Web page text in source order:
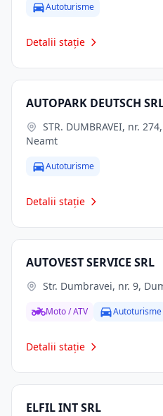
Autoturisme
Detalii stație
AUTOPARK DEUTSCH
Neamt
Autoturisme
Detalii stație
AUTOVEST SERVICE SRL
Str. Dumbravei, nr. 9,
Moto / ATV Autoturisme
Detalii stație
ELFIL INT SRL